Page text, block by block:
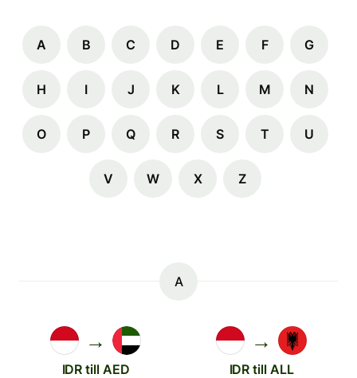
A B C D E F G
H I J K L M N
O P Q R S T U
V W X Z
A
→
IDR till AED
→
IDR till ALL